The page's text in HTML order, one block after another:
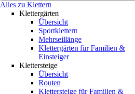
Alles zu Klettern
Klettergärten
Übersicht
Sportklettern
Mehrseillänge
Klettergärten für Familien &
Einsteiger
Klettersteige
Übersicht
Routen
Klettersteige für Familien &